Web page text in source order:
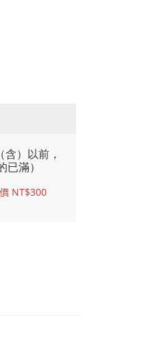
）以前，
滿）
NT$300